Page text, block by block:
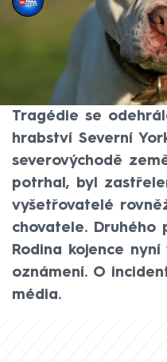
23. dub 2026, 20:45
Teprve tříměsíční
Británii poté, co do
agresivních psů
Tragédie se
hrabství Severní
severovýchodě
potrhal, byl
vyšetřovatelé
chovatele. Druhého
Rodina kojence
oznámení. O
média.